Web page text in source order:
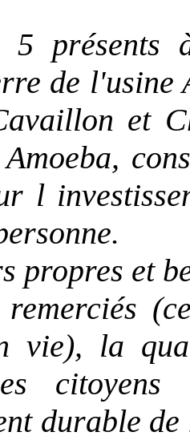
5
de
et
l
propres et
vie), la
les
durable